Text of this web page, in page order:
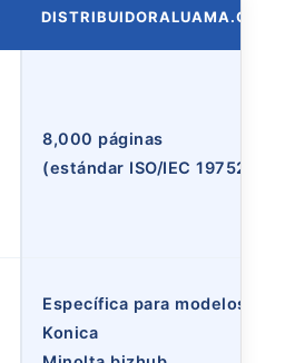
DISTRIBUIDORALUAMA.COM
8,000 páginas
(estándar ISO/IEC 19752)
Específica para modelos
Konica